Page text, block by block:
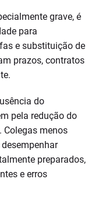
grave, é
para
e substituição de
prazos, contratos
do
pela redução do
Colegas menos
preparados,
e erros